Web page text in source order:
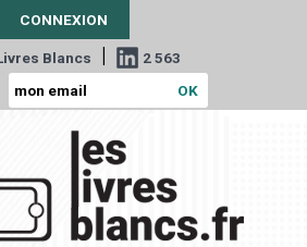
CONNEXION
Blancs | 2 563